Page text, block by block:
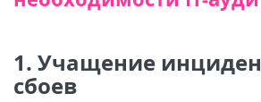
1. Учащение
сбоев